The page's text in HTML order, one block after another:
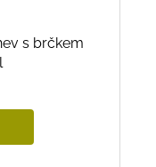
s brčkem